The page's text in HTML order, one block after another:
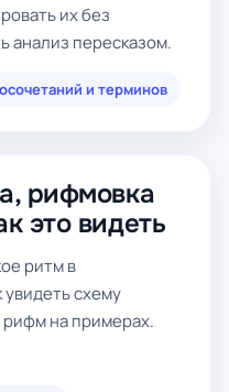
их без
анализ пересказом.
и терминов
рифмовка
это видеть
ритм в
схему
на примерах.